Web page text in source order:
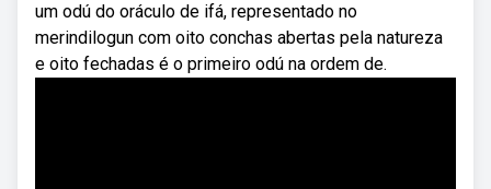
um odú do oráculo de ifá, representado no
merindilogun com oito conchas abertas pela natureza
e oito fechadas é o primeiro odú na ordem de.